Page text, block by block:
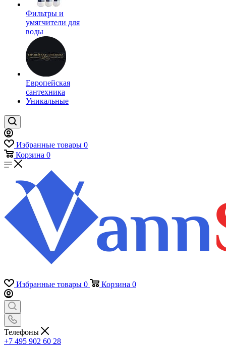
Фильтры и
умягчители для
воды
Европейская
сантехника
Уникальные
Избранные товары 0
Корзина 0
Избранные товары 0 Корзина 0
Телефоны
+7 495 902 60 28